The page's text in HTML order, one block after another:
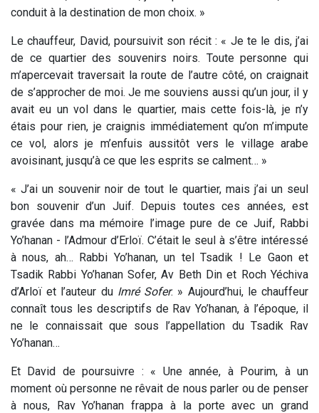
conduit à la destination de mon choix. »
Le chauffeur, David, poursuivit son récit : « Je te le dis, j’ai
de ce quartier des souvenirs noirs. Toute personne qui
m’apercevait traversait la route de l’autre côté, on craignait
de s’approcher de moi. Je me souviens aussi qu’un jour, il y
avait eu un vol dans le quartier, mais cette fois-là, je n’y
étais pour rien, je craignis immédiatement qu’on m’impute
ce vol, alors je m’enfuis aussitôt vers le village arabe
avoisinant, jusqu’à ce que les esprits se calment… »
« J’ai un souvenir noir de tout le quartier, mais j’ai un seul
bon souvenir d’un Juif. Depuis toutes ces années, est
gravée dans ma mémoire l’image pure de ce Juif, Rabbi
Yo’hanan - l’Admour d’Erloï. C’était le seul à s’être intéressé
à nous, ah… Rabbi Yo’hanan, un tel Tsadik ! Le Gaon et
Tsadik Rabbi Yo’hanan Sofer, Av Beth Din et Roch Yéchiva
d’Arloï et l’auteur du Imré Sofer. » Aujourd’hui, le chauffeur
connaît tous les descriptifs de Rav Yo’hanan, à l’époque, il
ne le connaissait que sous l’appellation du Tsadik Rav
Yo’hanan…
Et David de poursuivre : « Une année, à Pourim, à un
moment où personne ne rêvait de nous parler ou de penser
à nous, Rav Yo’hanan frappa à la porte avec un grand